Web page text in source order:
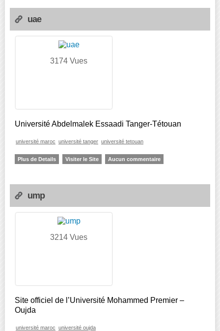
uae
3174 Vues
Université Abdelmalek Essaadi Tanger-Tétouan
université maroc université tanger université tetouan
Plus de Details Visiter le Site Aucun commentaire
ump
3214 Vues
Site officiel de l’Université Mohammed Premier –
Oujda
université maroc université oujda